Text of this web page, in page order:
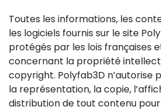
Toutes les informations, les
les logiciels fournis sur le site
protégés par les lois françaises
concernant la propriété
copyright. Polyfab3D n’autorise
la représentation, la copie,
distribution de tout contenu pour